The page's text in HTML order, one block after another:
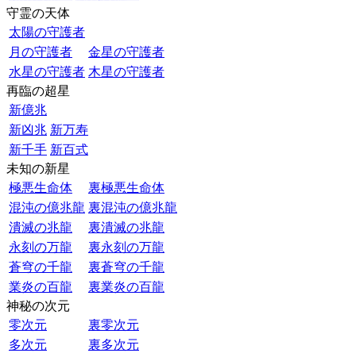
守霊の天体
太陽の守護者
月の守護者
金星の守護者
水星の守護者 木星の守護者
再臨の超星
新億兆
新凶兆 新万寿
新千手 新百式
未知の新星
極悪生命体
裏極悪生命体
混沌の億兆龍 裏混沌の億兆龍
潰滅の兆龍
裏潰滅の兆龍
永刻の万龍
裏永刻の万龍
蒼穹の千龍
裏蒼穹の千龍
業炎の百龍
裏業炎の百龍
神秘の次元
零次元
裏零次元
多次元
裏多次元